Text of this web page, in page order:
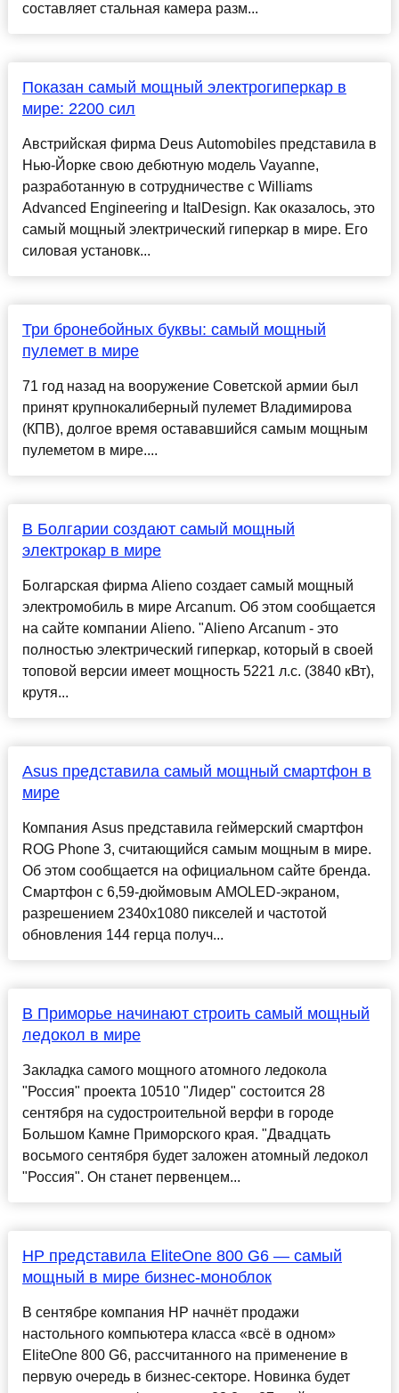
составляет стальная камера разм...
Показан самый мощный электрогиперкар в
мире: 2200 сил
Австрийская фирма Deus Automobiles представила в
Нью-Йорке свою дебютную модель Vayanne,
разработанную в сотрудничестве с Williams
Advanced Engineering и ItalDesign. Как оказалось, это
самый мощный электрический гиперкар в мире. Его
силовая установк...
Три бронебойных буквы: самый мощный
пулемет в мире
71 год назад на вооружение Советской армии был
принят крупнокалиберный пулемет Владимирова
(КПВ), долгое время остававшийся самым мощным
пулеметом в мире....
В Болгарии создают самый мощный
электрокар в мире
Болгарская фирма Alieno создает самый мощный
электромобиль в мире Arcanum. Об этом сообщается
на сайте компании Alieno. "Alieno Arcanum - это
полностью электрический гиперкар, который в своей
топовой версии имеет мощность 5221 л.с. (3840 кВт),
крутя...
Asus представила самый мощный смартфон в
мире
Компания Asus представила геймерский смартфон
ROG Phone 3, считающийся самым мощным в мире.
Об этом сообщается на официальном сайте бренда.
Смартфон с 6,59-дюймовым AMOLED-экраном,
разрешением 2340х1080 пикселей и частотой
обновления 144 герца получ...
В Приморье начинают строить самый мощный
ледокол в мире
Закладка самого мощного атомного ледокола
"Россия" проекта 10510 "Лидер" состоится 28
сентября на судостроительной верфи в городе
Большом Камне Приморского края. "Двадцать
восьмого сентября будет заложен атомный ледокол
"Россия". Он станет первенцем...
HP представила EliteOne 800 G6 — самый
мощный в мире бизнес-моноблок
В сентябре компания HP начнёт продажи
настольного компьютера класса «всё в одном»
EliteOne 800 G6, рассчитанного на применение в
первую очередь в бизнес-секторе. Новинка будет